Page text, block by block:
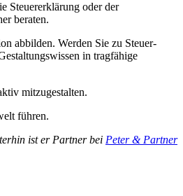
Steuererklärung oder der
beraten.
abbilden. Werden Sie zu Steuer-
in tragfähige
mitzugestalten.
führen.
ist er Partner bei Peter & Partner